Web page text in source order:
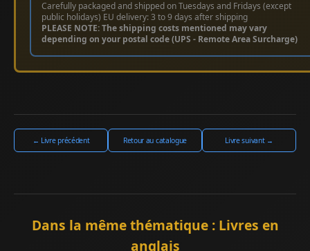
Carefully packaged and shipped on Tuesdays and Fridays (except
public holidays) EU delivery: 3 to 9 days after shipping
PLEASE NOTE: The shipping costs mentioned may vary
depending on your postal code (UPS - Remote Area Surcharge)
← Livre précédent Retour au catalogue Livre suivant →
Dans la même thématique : Livres en
anglais